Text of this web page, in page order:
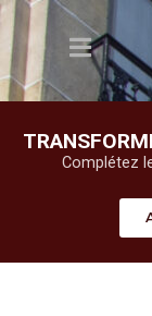
Complétez